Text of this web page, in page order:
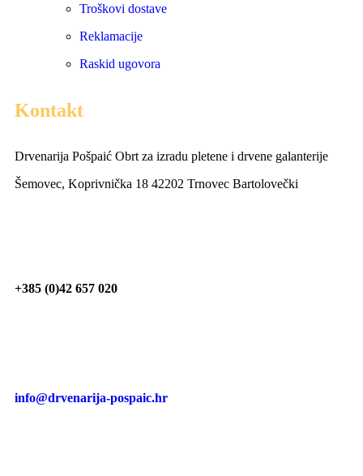
Troškovi dostave
Reklamacije
Raskid ugovora
Kontakt
Drvenarija Pošpaić Obrt za izradu pletene i drvene galanterije
Šemovec, Koprivnička 18 42202 Trnovec Bartolovečki
+385 (0)42 657 020
info@drvenarija-pospaic.hr